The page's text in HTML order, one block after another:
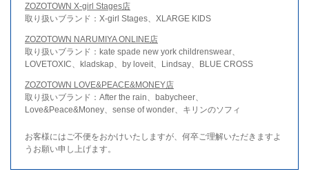
ZOZOTOWN X-girl Stages店
取り扱いブランド：X-girl Stages、XLARGE KIDS
ZOZOTOWN NARUMIYA ONLINE店
取り扱いブランド：kate spade new york childrenswear、
LOVETOXIC、kladskap、by loveit、Lindsay、BLUE CROSS
ZOZOTOWN LOVE&PEACE&MONEY店
取り扱いブランド：After the rain、babycheer、
Love&Peace&Money、sense of wonder、キリンのソフィ
お客様にはご不便をおかけいたしますが、何卒ご理解いただきますよ
うお願い申し上げます。